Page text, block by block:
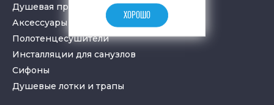
Душевая программа
Аксессуары в ванную
Полотенцесушители
Инсталляции для санузлов
Cифоны
Душевые лотки и трапы
ХОРОШО